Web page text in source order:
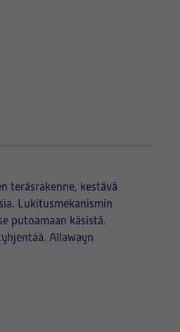
teräsrakenne, kestävä
Lukitusmekanismin
putoamaan käsistä.
Allawayn